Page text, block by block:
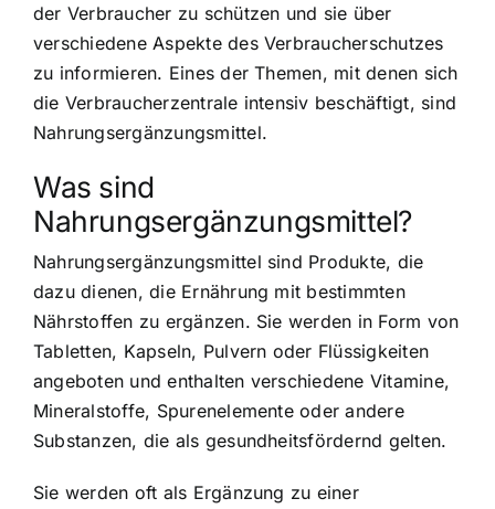
der Verbraucher zu schützen und sie über
verschiedene Aspekte des Verbraucherschutzes
zu informieren. Eines der Themen, mit denen sich
die Verbraucherzentrale intensiv beschäftigt, sind
Nahrungsergänzungsmittel.
Was sind
Nahrungsergänzungsmittel?
Nahrungsergänzungsmittel sind Produkte, die
dazu dienen,die Ernährung mit bestimmten
Nährstoffen zu ergänzen. Sie werden in Form von
Tabletten, Kapseln, Pulvern oder Flüssigkeiten
angeboten und enthalten verschiedene Vitamine,
Mineralstoffe, Spurenelemente oder andere
Substanzen, die als gesundheitsfördernd gelten.
Sie werden oft als Ergänzung zu einer